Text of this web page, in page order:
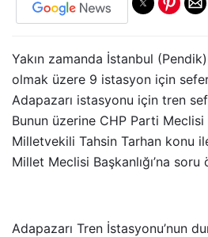
Yakın zamanda İstanbul
olmak üzere 9 istasyon için
Adapazarı istasyonu için tren
Bunun üzerine CHP Parti
Milletvekili Tahsin Tarhan konu
Millet Meclisi Başkanlığı’na
Adapazarı Tren İstasyonu’nun